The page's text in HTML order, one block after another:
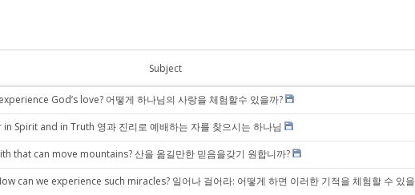
Subject
God’s love? 어떻게 하나님의 사랑을 체험할수 있을까?
Spirit and in Truth 영과 진리로 예배하는 자를 찾으시는 하나님
that can move mountains? 산을 옮길만한 믿음을갖기 원합니까?
can we experience such miracles? 일어나 걸어라: 어떻게 하면 이러한 기적을 체험할 수 있을